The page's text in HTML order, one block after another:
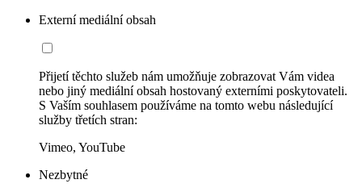
Externí mediální obsah
Přijetí těchto služeb nám umožňuje zobrazovat Vám videa
nebo jiný mediální obsah hostovaný externími poskytovateli.
S Vaším souhlasem používáme na tomto webu následující
služby třetích stran:
Vimeo, YouTube
Nezbytné